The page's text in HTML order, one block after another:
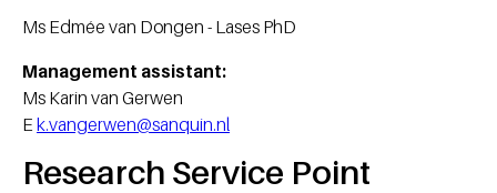
Ms Edmée van Dongen - Lases PhD
Management assistant:
Ms Karin van Gerwen
E k.vangerwen@sanquin.nl
Research Service Point